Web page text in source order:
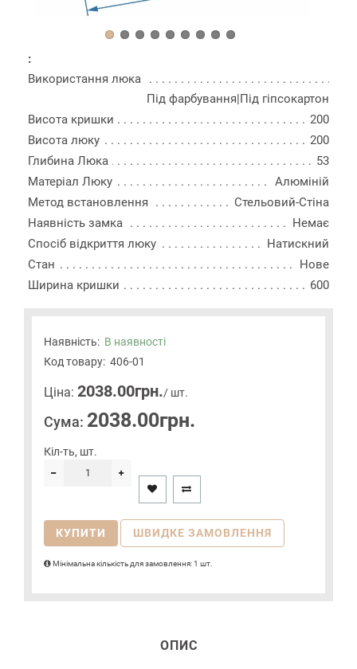
:
Використання люка
Під фарбування|Під гіпсокартон
Висота кришки
200
Висота люку
200
Глибина Люка
53
Матеріал Люку
Алюміній
Метод встановлення
Стельовий-Стіна
Наявність замка
Немає
Спосіб відкриття люку
Натискний
Стан
Нове
Ширина кришки
600
Наявність: В наявності
Код товару: 406-01
Цiна: 2038.00грн./ шт.
Сума: 2038.00грн.
Кіл-ть, шт.
КУПИТИ ШВИДКЕ ЗАМОВЛЕННЯ
Мінімальна кількість для замовлення: 1 шт.
ОПИС